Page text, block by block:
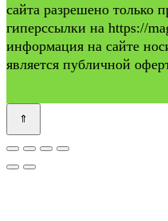
сайта разрешено только
гиперссылки на https://
информация на сайте
является публичной